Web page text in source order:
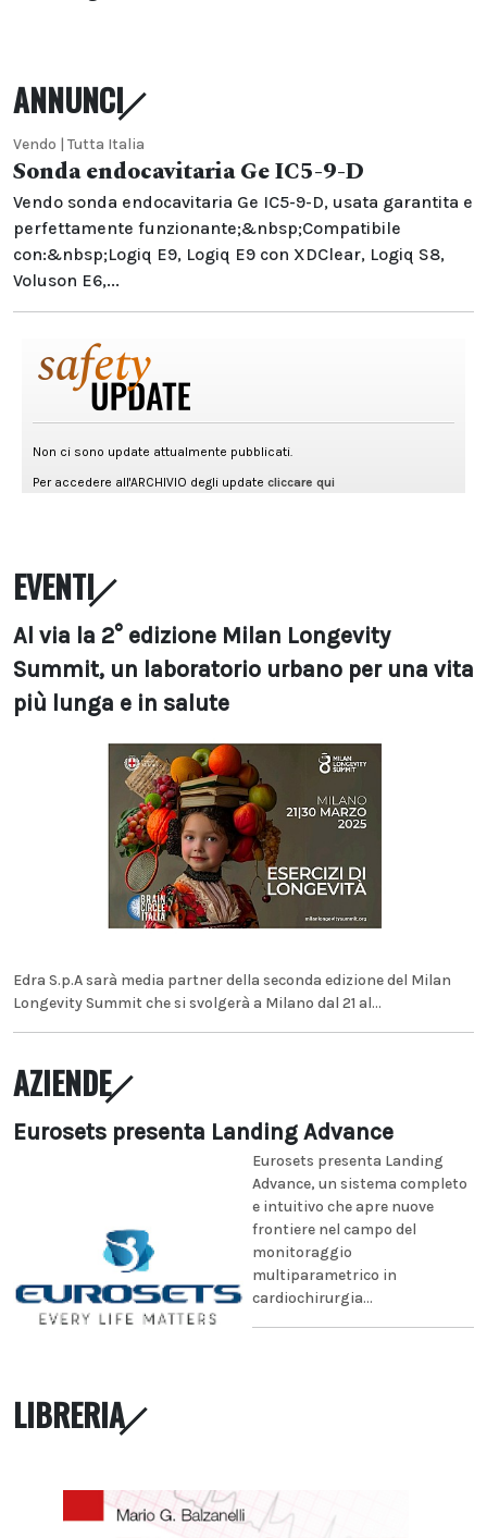
ANNUNCI
Vendo | Tutta Italia
Sonda endocavitaria Ge IC5-9-D
Vendo sonda endocavitaria Ge IC5-9-D, usata garantita e
perfettamente funzionante;&nbsp;Compatibile
con:&nbsp;Logiq E9, Logiq E9 con XDClear, Logiq S8,
Voluson E6,...
EVENTI
Al via la 2° edizione Milan Longevity
Summit, un laboratorio urbano per una vita
più lunga e in salute
Edra S.p.A sarà media partner della seconda edizione del Milan
Longevity Summit che si svolgerà a Milano dal 21 al...
AZIENDE
Eurosets presenta Landing Advance
Eurosets presenta Landing
Advance, un sistema completo
e intuitivo che apre nuove
frontiere nel campo del
monitoraggio
multiparametrico in
cardiochirurgia...
LIBRERIA